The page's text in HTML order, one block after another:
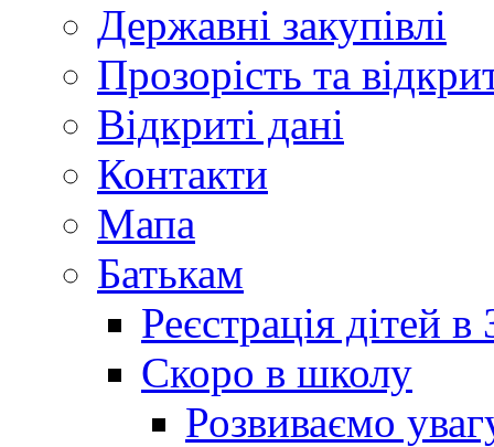
Державні закупівлі
Прозорість та
Відкриті дані
Контакти
Мапа
Батькам
Реєстрація дітей
Скоро в школу
Розвиваємо